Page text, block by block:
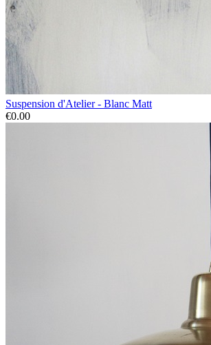
Suspension d'Atelier - Blanc Matt
€0.00